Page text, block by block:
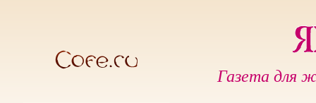
Газета для